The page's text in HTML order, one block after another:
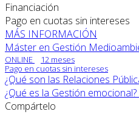
Financiación
Pago en cuotas sin intereses
MÁS INFORMACIÓN
Máster en Gestión
ONLINE
12 meses
Pago en cuotas sin intereses
¿Qué son las Relaciones
¿Qué es la Gestión
Compártelo